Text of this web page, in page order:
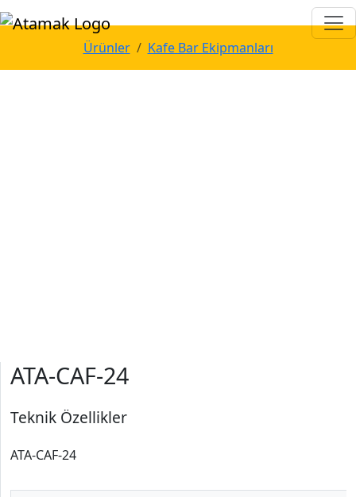
Ürünler Kafe Bar Ekipmanları
ATA-CAF-24
Teknik Özellikler
ATA-CAF-24